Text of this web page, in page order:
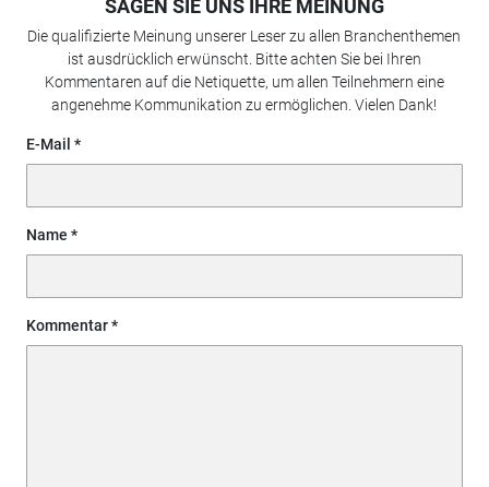
SAGEN SIE UNS IHRE MEINUNG
Die qualifizierte Meinung unserer Leser zu allen Branchenthemen
ist ausdrücklich erwünscht. Bitte achten Sie bei Ihren
Kommentaren auf die Netiquette, um allen Teilnehmern eine
angenehme Kommunikation zu ermöglichen. Vielen Dank!
E-Mail
Name
Kommentar